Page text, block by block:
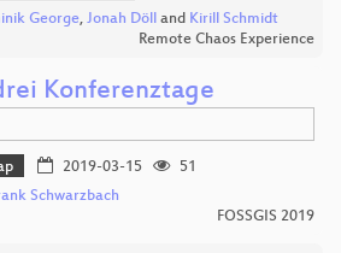
George, Jonah Döll and Kirill Schmidt
Remote Chaos Experience
Konferenztage
2019-03-15
51
Schwarzbach
FOSSGIS 2019